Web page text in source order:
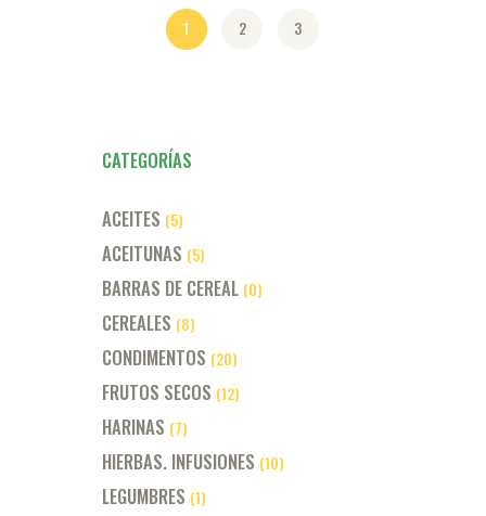
1 2 3
CATEGORÍAS
ACEITES (5)
ACEITUNAS (5)
BARRAS DE CEREAL (0)
CEREALES (8)
CONDIMENTOS (20)
FRUTOS SECOS (12)
HARINAS (7)
HIERBAS. INFUSIONES (10)
LEGUMBRES (1)